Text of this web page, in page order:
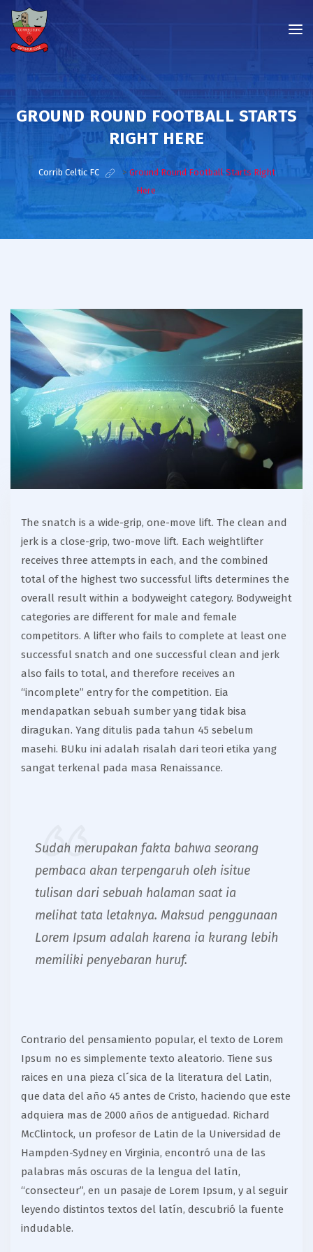
GROUND ROUND FOOTBALL STARTS
RIGHT HERE
Corrib Celtic FC > Ground Round Football Starts Right
Here
The snatch is a wide-grip, one-move lift. The clean and
jerk is a close-grip, two-move lift. Each weightlifter
receives three attempts in each, and the combined
total of the highest two successful lifts determines the
overall result within a bodyweight category. Bodyweight
categories are different for male and female
competitors. A lifter who fails to complete at least one
successful snatch and one successful clean and jerk
also fails to total, and therefore receives an
“incomplete” entry for the competition. Eia
mendapatkan sebuah sumber yang tidak bisa
diragukan. Yang ditulis pada tahun 45 sebelum
masehi. BUku ini adalah risalah dari teori etika yang
sangat terkenal pada masa Renaissance.
Sudah merupakan fakta bahwa seorang
pembaca akan terpengaruh oleh isitue
tulisan dari sebuah halaman saat ia
melihat tata letaknya. Maksud penggunaan
Lorem Ipsum adalah karena ia kurang lebih
memiliki penyebaran huruf.
Contrario del pensamiento popular, el texto de Lorem
Ipsum no es simplemente texto aleatorio. Tiene sus
raices en una pieza cl´sica de la literatura del Latin,
que data del año 45 antes de Cristo, haciendo que este
adquiera mas de 2000 años de antiguedad. Richard
McClintock, un profesor de Latin de la Universidad de
Hampden-Sydney en Virginia, encontró una de las
palabras más oscuras de la lengua del latín,
“consecteur”, en un pasaje de Lorem Ipsum, y al seguir
leyendo distintos textos del latín, descubrió la fuente
indudable.